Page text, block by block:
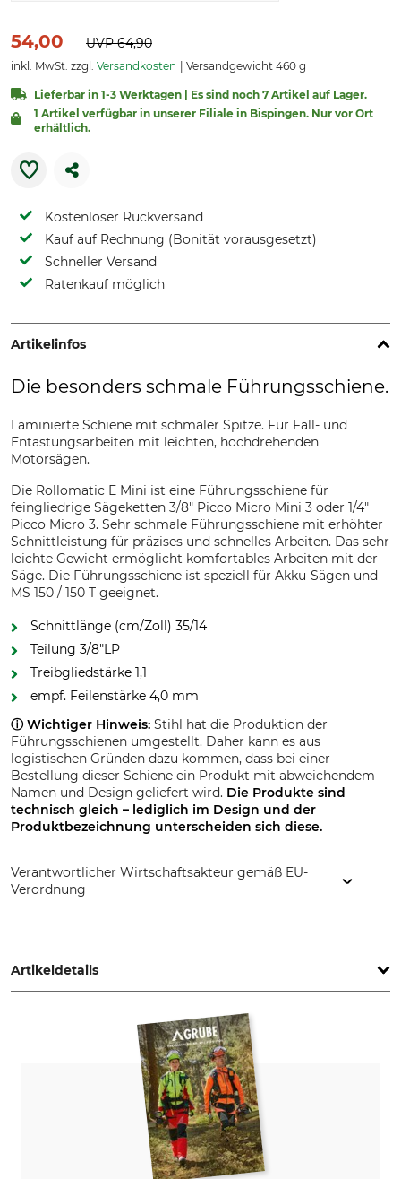
54,00 UVP64,90
inkl. MwSt. zzgl. Versandkosten Versandgewicht 460 g
Lieferbar in 1-3 Werktagen | Es sind noch 7 Artikel auf Lager.
1 Artikel verfügbar in unserer Filiale in Bispingen. Nur vor Ort
erhältlich.
Kostenloser Rückversand
Kauf auf Rechnung (Bonität vorausgesetzt)
Schneller Versand
Ratenkauf möglich
Artikelinfos
Die besonders schmale Führungsschiene.
Laminierte Schiene mit schmaler Spitze. Für Fäll- und
Entastungsarbeiten mit leichten, hochdrehenden
Motorsägen.
Die Rollomatic E Mini ist eine Führungsschiene für
feingliedrige Sägeketten 3/8" Picco Micro Mini 3 oder 1/4"
Picco Micro 3. Sehr schmale Führungsschiene mit erhöhter
Schnittleistung für präzises und schnelles Arbeiten. Das sehr
leichte Gewicht ermöglicht komfortables Arbeiten mit der
Säge. Die Führungsschiene ist speziell für Akku-Sägen und
MS 150 / 150 T geeignet.
Schnittlänge (cm/Zoll) 35/14
Teilung 3/8"LP
Treibgliedstärke 1,1
empf. Feilenstärke 4,0 mm
ⓘ Wichtiger Hinweis: Stihl hat die Produktion der
Führungsschienen umgestellt. Daher kann es aus
logistischen Gründen dazu kommen, dass bei einer
Bestellung dieser Schiene ein Produkt mit abweichendem
Namen und Design geliefert wird. Die Produkte sind
technisch gleich – lediglich im Design und der
Produktbezeichnung unterscheiden sich diese.
Verantwortlicher Wirtschaftsakteur gemäß EU-
Verordnung
64807 Dieburg, Germany, www.stihl.de
Artikeldetails
Schnittlänge
35 cm
Treibgliedstärke/Nutbreite
Niete Umlenkstern
1
Zähne Umlenkstern
7